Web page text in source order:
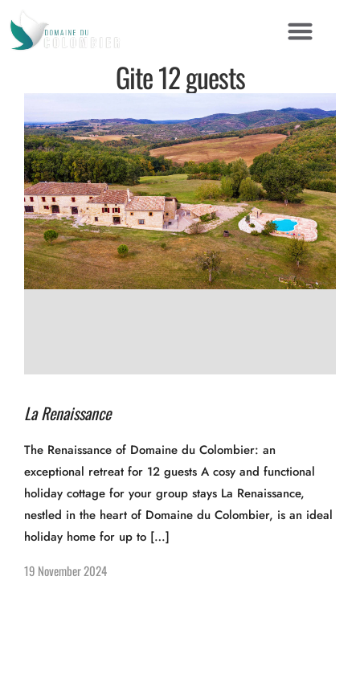
Gite 12 guests
La Renaissance
The Renaissance of Domaine du Colombier: an
exceptional retreat for 12 guests A cosy and functional
holiday cottage for your group stays La Renaissance,
nestled in the heart of Domaine du Colombier, is an ideal
holiday home for up to […]
19 November 2024